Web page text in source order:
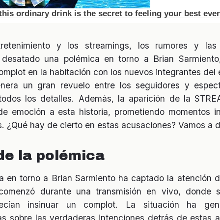
y los streamings, los rumores y las
una polémica en torno a Brian
en la habitación con los nuevos integrantes del
un gran revuelo entre los seguidores y
los detalles. Además, la aparición de la
emoción a esta historia, prometiendo momentos
¿Qué hay de cierto en estas acusaciones? Vamos a
la polémica
en torno a Brian Sarmiento ha captado la atención
durante una transmisión en vivo, donde
insinuar un complot. La situación ha
sobre las verdaderas intenciones detrás de estas